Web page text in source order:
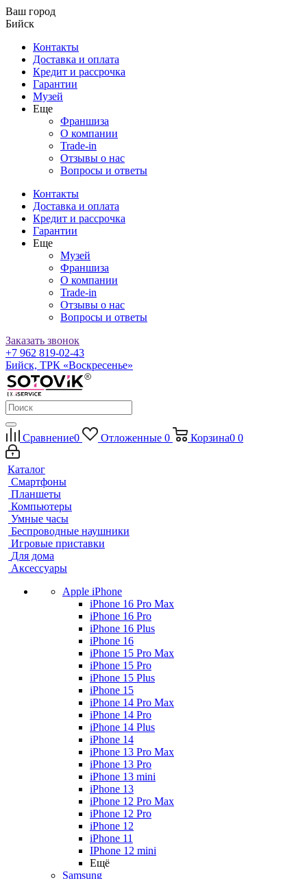
Ваш город
Бийск
Контакты
Доставка и оплата
Кредит и рассрочка
Гарантии
Музей
Еще
Франшиза
О компании
Trade-in
Отзывы о нас
Вопросы и ответы
Контакты
Доставка и оплата
Кредит и рассрочка
Гарантии
Еще
Музей
Франшиза
О компании
Trade-in
Отзывы о нас
Вопросы и ответы
Заказать звонок
+7 962 819-02-43
Бийск, ТРК «Воскресенье»
Сравнение0 Отложенные 0 Корзина0 0
Каталог
Смартфоны
Планшеты
Компьютеры
Умные часы
Беспроводные наушники
Игровые приставки
Для дома
Аксессуары
Apple iPhone
iPhone 16 Pro Max
iPhone 16 Pro
iPhone 16 Plus
iPhone 16
iPhone 15 Pro Max
iPhone 15 Pro
iPhone 15 Plus
iPhone 15
iPhone 14 Pro Max
iPhone 14 Pro
iPhone 14 Plus
iPhone 14
iPhone 13 Pro Max
iPhone 13 Pro
iPhone 13 mini
iPhone 13
iPhone 12 Pro Max
iPhone 12 Pro
iPhone 12
iPhone 11
IPhone 12 mini
Ещё
Samsung